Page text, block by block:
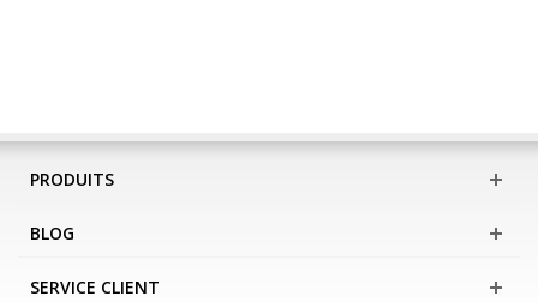
PRODUITS
BLOG
SERVICE CLIENT